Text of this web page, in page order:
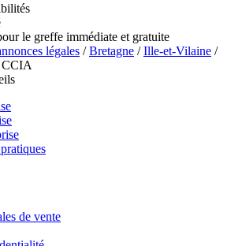
le greffe immédiate et gratuite
légales /Bretagne /Ille-et-Vilaine /
CCIA
de vente